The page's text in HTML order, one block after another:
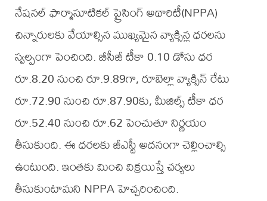
నేషనల్ ఫార్మాసూటికల్ ప్రైసింగ్ అథారిటీ(NPPA)
చిన్నారులకు వేయాల్సిన ముఖ్యమైన వ్యాక్సిన్ల ధరలను
స్వల్పంగా పెంచింది. బీసీజీ టీకా 0.10 డోసు ధర
రూ.8.20 నుంచి రూ.9.89గా, రూబెల్లా వ్యాక్సిన్ రేటు
రూ.72.90 నుంచి రూ.87.90కు, మీజిల్స్ టీకా ధర
రూ.52.40 నుంచి రూ.62 పెంచుతూ నిర్ణయం
తీసుకుంది. ఈ ధరలకు జీఎస్టీ అదనంగా చెల్లించాల్సి
ఉంటుంది. ఇంతకు మించి విక్రయిస్తే చర్యలు
తీసుకుంటామని NPPA హెచ్చరించింది.